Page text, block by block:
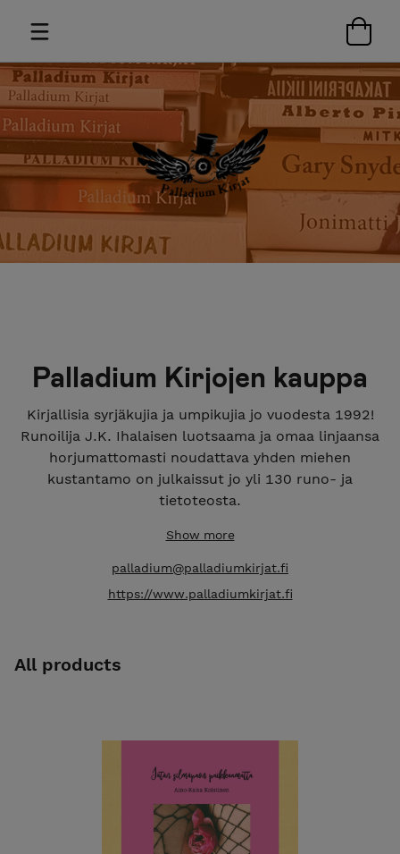
Palladium Kirjojen kauppa
Kirjallisia syrjäkujia ja umpikujia jo vuodesta 1992!
Runoilija J.K. Ihalaisen luotsaama ja omaa linjaansa
horjumattomasti noudattava yhden miehen
kustantamo on julkaissut jo yli 130 runo- ja
tietoteosta.
Show more
palladium@palladiumkirjat.fi
https://www.palladiumkirjat.fi
All products